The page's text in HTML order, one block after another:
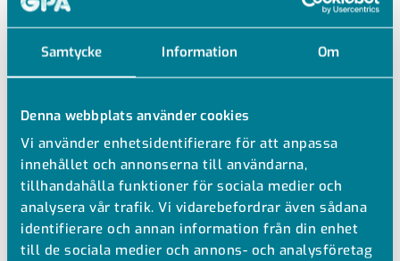
Samtycke Information Om
Denna webbplats använder cookies
Vi använder enhetsidentifierare för att anpassa
innehållet och annonserna till användarna,
tillhandahålla funktioner för sociala medier och
analysera vår trafik. Vi vidarebefordrar även sådana
identifierare och annan information från din enhet
till de sociala medier och annons- och analysföretag
Se teknisk information för tillåtna tryck vid högre
temperaturer
Tätning i FPM
Utvändig lim
Pneumatiskt manöverdon normalt öppen (NO)
Anslutning styrluft 1/8"
Styrtryck: 4-7 Bar, max 40°C
Optisk indikering